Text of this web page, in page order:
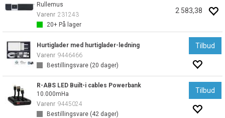
Rullemus
Varenr 231243
20+ På lager
2 583,38
Hurtiglader med hurtiglader-ledning
Varenr 9446466
Bestillingsvare (20 dager)
Tilbud
R-ABS LED Built-i cables Powerbank
10.000mHa
Varenr 9445024
Bestillingsvare (42 dager)
Tilbud